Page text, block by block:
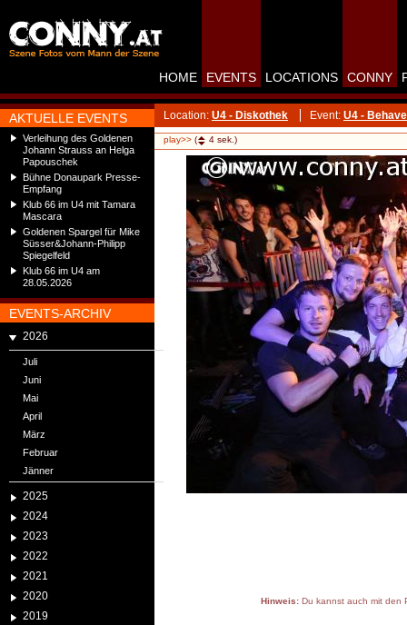
AKTUELLE EVENTS
Verleihung des Goldenen
Johann Strauss an Helga
Papouschek
Bühne Donaupark Presse-
Empfang
Klub 66 im U4 mit Tamara
Mascara
Goldenen Spargel für Mike
Süsser&Johann-Philipp
Spiegelfeld
Klub 66 im U4 am
28.05.2026
EVENTS-ARCHIV
2026
Juli
Juni
Mai
April
März
Februar
Jänner
2025
2024
2023
2022
2021
2020
2019
HOME EVENTS LOCATIONS CONNY
Location: U4 - Diskothek Event: U4 - Behave
play>> ( 4 sek.)
Hinweis:Du kannst auch mit den